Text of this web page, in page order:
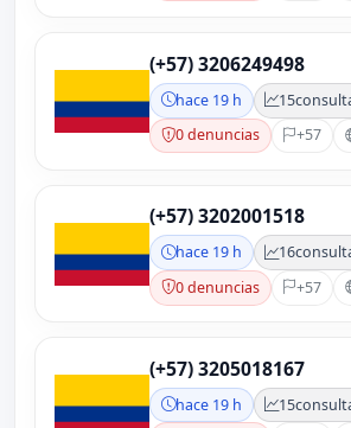
(+57) 3206249498
hace 19 h 15
0 denuncias
+57
(+57) 3202001518
hace 19 h 16
0 denuncias
+57
(+57) 3205018167
hace 19 h 15